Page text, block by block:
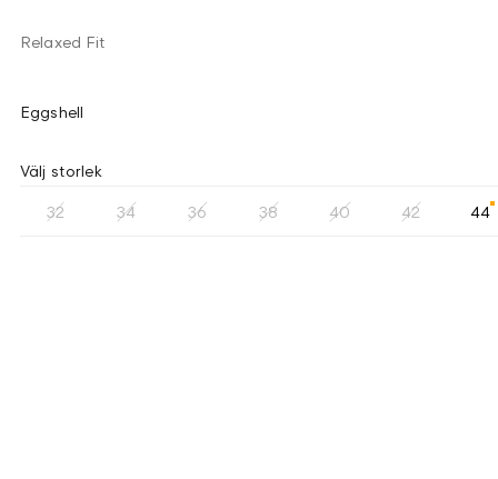
Relaxed Fit
Eggshell
Välj storlek
32 34 36 38 40 42 44